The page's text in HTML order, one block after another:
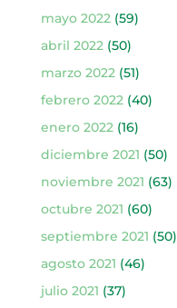
mayo 2022(59)
abril 2022(50)
marzo 2022(51)
febrero 2022(40)
enero 2022(16)
diciembre 2021 (50)
noviembre 2021 (63)
octubre 2021 (60)
septiembre 2021 (50)
agosto 2021 (46)
julio 2021 (37)